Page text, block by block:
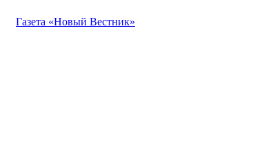
Газета «Новый Вестник»